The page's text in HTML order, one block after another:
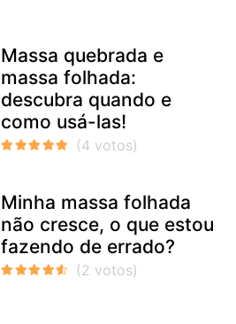
Massa quebrada e
massa folhada:
descubra quando e
como usá-las!
Minha massa folhada
não cresce, o que estou
fazendo de errado?